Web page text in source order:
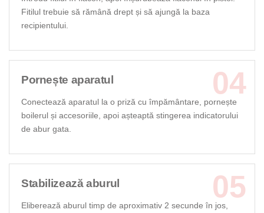
Fitilul trebuie să rămână drept și să ajungă la baza
recipientului.
Pornește aparatul
Conectează aparatul la o priză cu împământare, pornește
boilerul și accesoriile, apoi așteaptă stingerea indicatorului
de abur gata.
Stabilizează aburul
Eliberează aburul timp de aproximativ 2 secunde în jos,